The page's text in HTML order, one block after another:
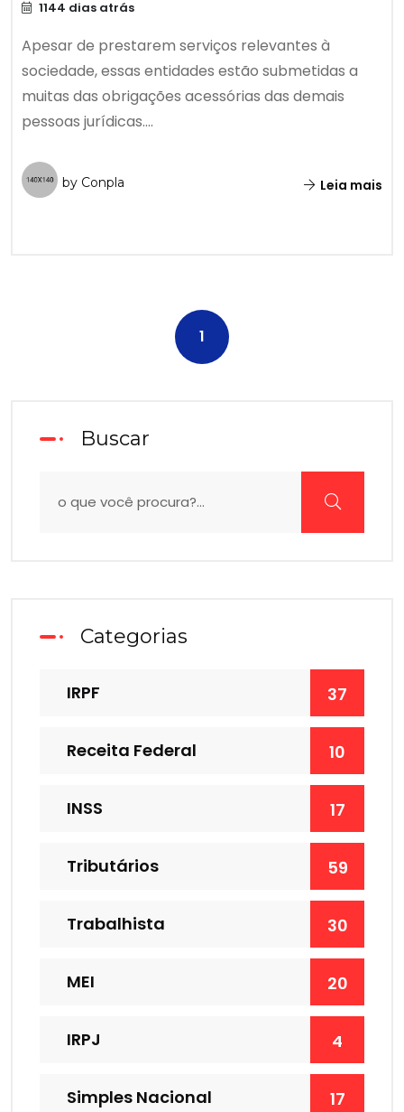
1144 dias atrás
Apesar de prestarem serviços relevantes à
sociedade, essas entidades estão submetidas a
muitas das obrigações acessórias das demais
pessoas jurídicas....
by Conpla Leia mais
1
Buscar
Categorias
IRPF 37
Receita Federal 10
INSS 17
Tributários 59
Trabalhista 30
MEI 20
IRPJ 4
Simples Nacional 17